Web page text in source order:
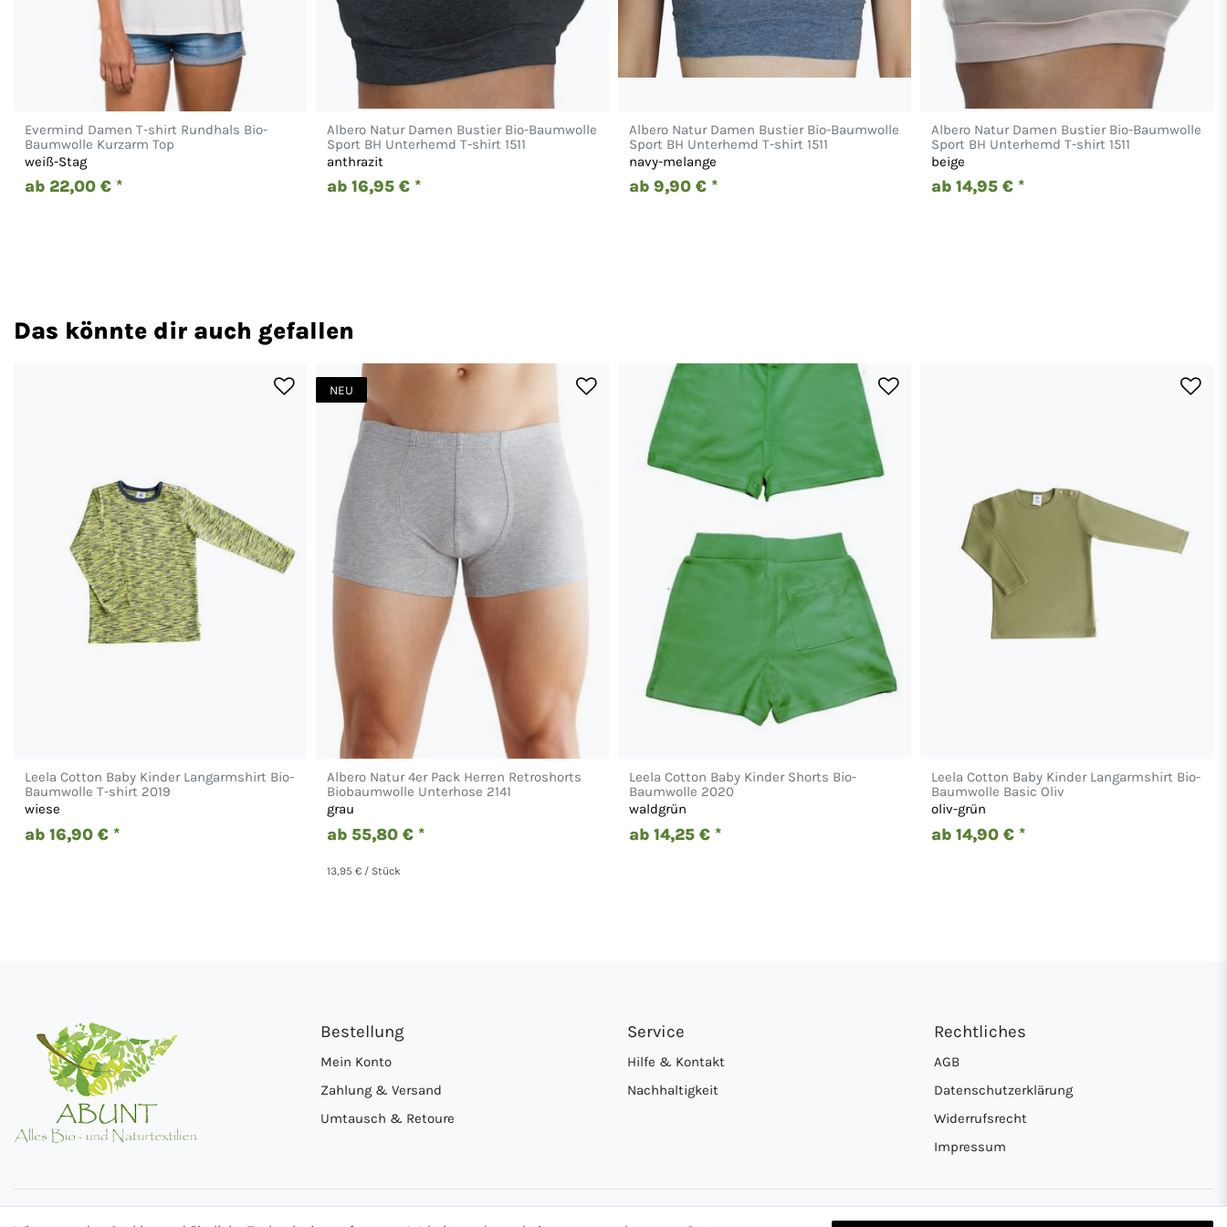
Evermind Damen T-shirt Rundhals Bio-
Baumwolle Kurzarm Top
weiß-Stag
ab 22,00 € *
Albero Natur Damen Bustier Bio-Baumwolle
Sport BH Unterhemd T-shirt 1511
anthrazit
ab 16,95 € *
Albero Natur Damen Bustier Bio-Baumwolle
Sport BH Unterhemd T-shirt 1511
navy-melange
ab 9,90 € *
Albero Natur Damen Bustier Bio-Baumwolle
Sport BH Unterhemd T-shirt 1511
beige
ab 14,95 € *
Das könnte dir auch gefallen
Leela Cotton Baby Kinder Langarmshirt Bio-
Baumwolle T-shirt 2019
wiese
ab 16,90 € *
NEU
Albero Natur 4er Pack Herren Retroshorts
Biobaumwolle Unterhose 2141
grau
ab 55,80 € *
13,95 € / Stück
Leela Cotton Baby Kinder Shorts Bio-
Baumwolle 2020
waldgrün
ab 14,25 € *
Leela Cotton Baby Kinder Langarmshirt Bio-
Baumwolle Basic Oliv
oliv-grün
ab 14,90 € *
Bestellung
Mein Konto
Zahlung & Versand
Umtausch & Retoure
Service
Hilfe & Kontakt
Nachhaltigkeit
Rechtliches
AGB
Datenschutzerklärung
Widerrufsrecht
Impressum